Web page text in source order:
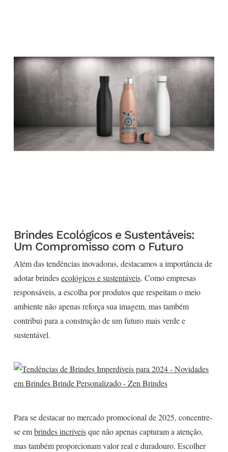
Brindes Ecológicos e Sustentáveis:
Um Compromisso com o Futuro
Além das tendências inovadoras, destacamos a importância de
adotar brindesecológicos e sustentáveis. Como empresas
responsáveis, a escolha por produtos que respeitam o meio
ambiente não apenas reforça sua imagem, mas também
contribui para a construção de um futuro mais verde e
sustentável.
Para se destacar no mercado promocional de 2025, concentre-
se embrindes incríveisque não apenas capturam a atenção,
mas também proporcionam valor real e duradouro. Escolher